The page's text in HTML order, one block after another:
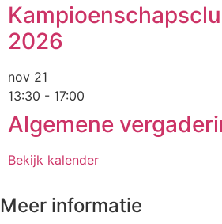
2026
nov 21
13:30 - 17:00
Algemene
Bekijk kalender
Meer informatie